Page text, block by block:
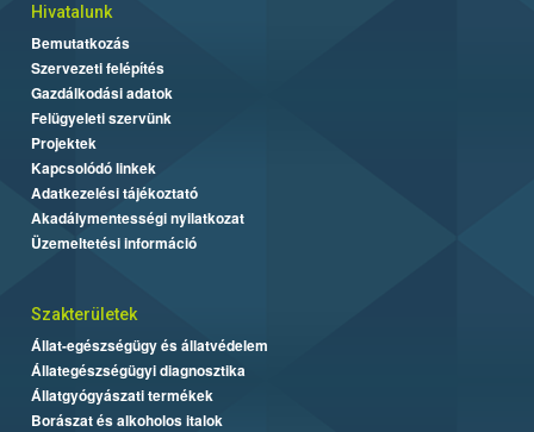
Hivatalunk
Bemutatkozás
Szervezeti felépítés
Gazdálkodási adatok
Felügyeleti szervünk
Projektek
Kapcsolódó linkek
Adatkezelési tájékoztató
Akadálymentességi nyilatkozat
Üzemeltetési információ
Szakterületek
Állat-egészségügy és állatvédelem
Állategészségügyi diagnosztika
Állatgyógyászati termékek
Borászat és alkoholos italok